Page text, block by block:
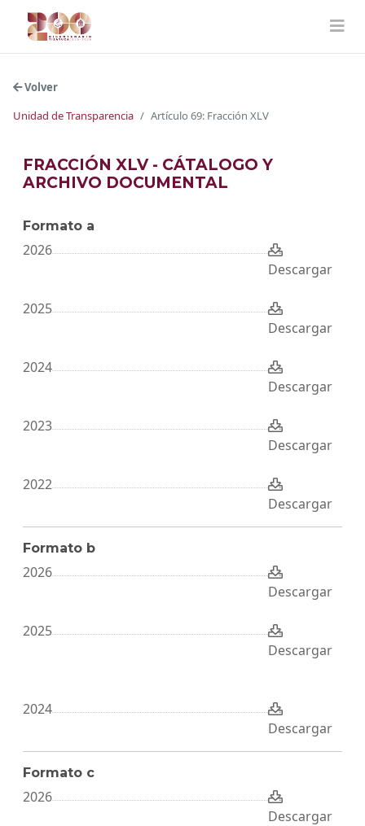
Volver
Unidad de Transparencia
Artículo 69: Fracción XLV
FRACCIÓN XLV - CÁTALOGO Y
ARCHIVO DOCUMENTAL
Formato a
2026
Descargar
2025
Descargar
2024
Descargar
2023
Descargar
2022
Descargar
Formato b
2026
Descargar
2025
Descargar
2024
Descargar
Formato c
2026
Descargar